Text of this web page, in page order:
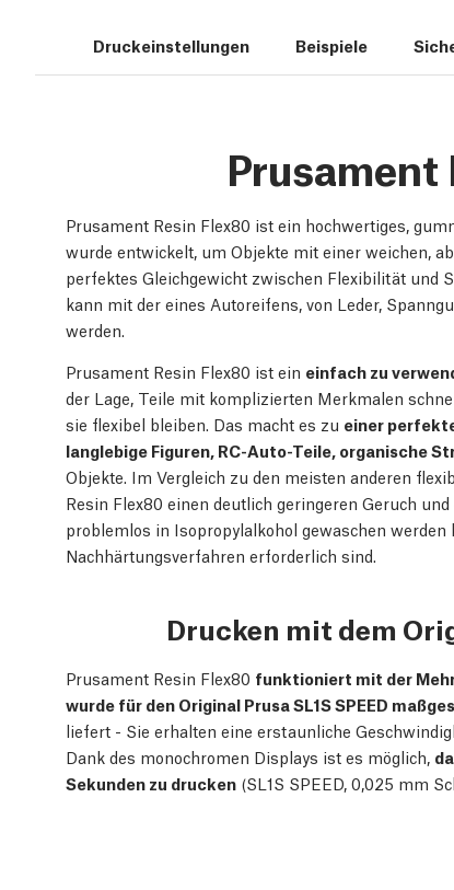
Druckeinstellungen Beispiele
Prusament
Prusament Resin Flex80 ist ein hochwertiges,
wurde entwickelt, um Objekte mit einer weichen,
perfektes Gleichgewicht zwischen Flexibilität und
kann mit der eines Autoreifens, von Leder,
werden.
Prusament Resin Flex80 ist ein einfach zu
der Lage, Teile mit komplizierten Merkmalen
sie flexibel bleiben. Das macht es zu einer
langlebige Figuren, RC-Auto-Teile, organische
Objekte. Im Vergleich zu den meisten anderen
Resin Flex80 einen deutlich geringeren Geruch
problemlos in Isopropylalkohol gewaschen
Nachhärtungsverfahren erforderlich sind.
Drucken mit dem
Prusament Resin Flex80 funktioniert mit der
wurde für den Original Prusa SL1S SPEED
liefert - Sie erhalten eine erstaunliche
Dank des monochromen Displays ist es möglich,
Sekunden zu drucken (SL1S SPEED, 0,025 mm